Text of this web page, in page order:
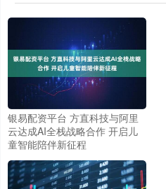
银易配资平台 方直科技与阿里
云达成AI全栈战略合作 开启儿
童智能陪伴新征程